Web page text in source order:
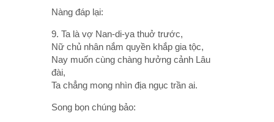
Nàng đáp lại:
9. Ta là vợ Nan-di-ya thuở trước,
Nữ chủ nhân nắm quyền khắp gia tộc,
Nay muốn cùng chàng hưởng cảnh Lâu
đài,
Ta chẳng mong nhìn địa ngục trần ai.
Song bọn chúng bảo: